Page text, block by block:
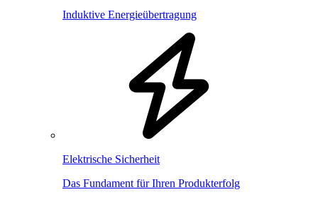
Induktive Energieübertragung
Elektrische Sicherheit
Das Fundament für Ihren Produkterfolg